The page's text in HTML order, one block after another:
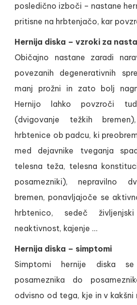
posledično izboči – nastane
pritisne na hrbtenjačo, kar
Hernija diska – vzroki za
Običajno nastane zaradi
povezanih degenerativnih
manj prožni in zato bolj
Hernijo lahko povzroči
(dvigovanje težkih
hrbtenice ob padcu, ki
med dejavnike tveganja
telesna teža, telesna
posamezniki), nepravilno
bremen, ponavljajoče se
hrbtenico, sedeč
neaktivnost, kajenje …
Hernija diska – simptomi
Simptomi hernije diska
posameznika do
odvisno od tega, kje in v kakšni